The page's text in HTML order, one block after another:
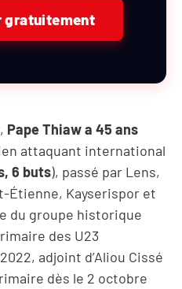
gratuitement
Pape Thiaw a 45 ans
attaquant international
6 buts), passé par Lens,
Étienne, Kayserispor et
du groupe historique
des U23
adjoint d’Aliou Cissé
dès le 2 octobre